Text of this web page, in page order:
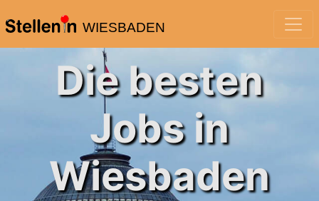
WIESBADEN
Die besten
Jobs in
Wiesbaden